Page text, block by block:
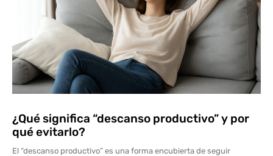
¿Qué significa “descanso productivo” y por
qué evitarlo?
El “descanso productivo” es una forma encubierta de seguir